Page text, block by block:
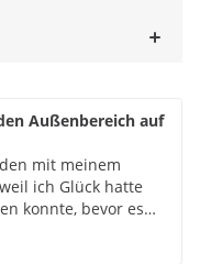
Außenbereich auf
mit meinem
ich Glück hatte
konnte, bevor es
das zu einem mehr